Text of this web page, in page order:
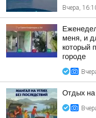
Вчера,
меня, и
который
городе
Отдых